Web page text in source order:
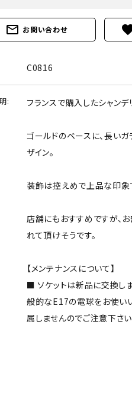
mail_outline お問い合わせ
C0816
: フランスで購入したシャンデ
ゴールドのベースに、長い
ザイン。
装飾は控えめで上品な印象
店舗にもおすすめですが、
れて頂けそうです。
【メンテナンスについて】
■ ソケットは新品に交換し
般的なE17の電球をお使い
属しませんのでご注意下さい